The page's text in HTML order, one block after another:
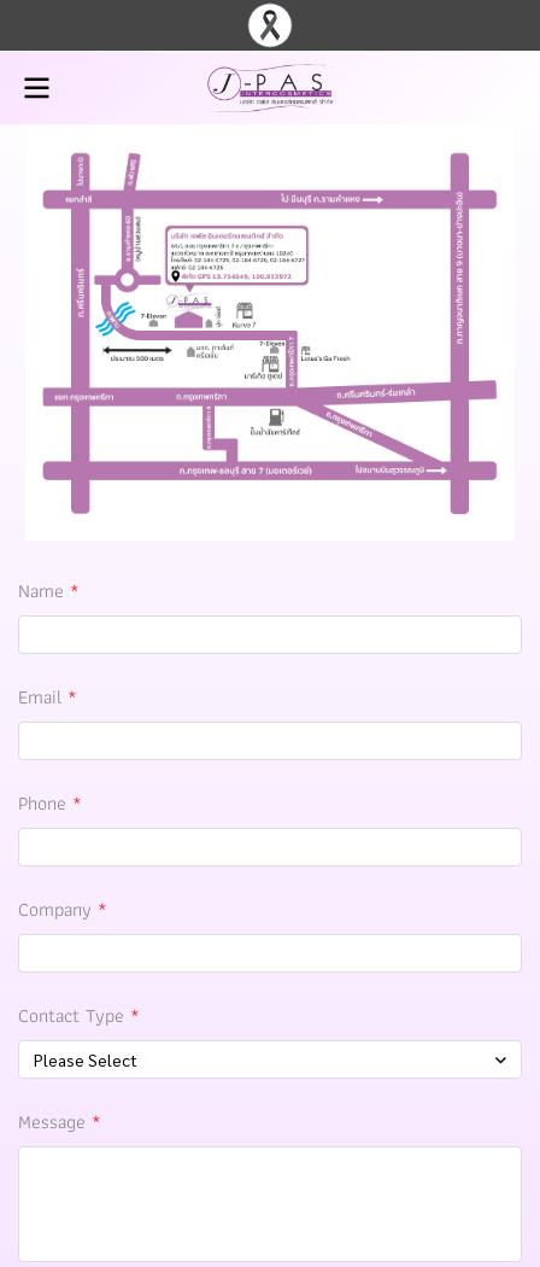
Name
Email
Phone
Company
Contact Type
Please Select
Message